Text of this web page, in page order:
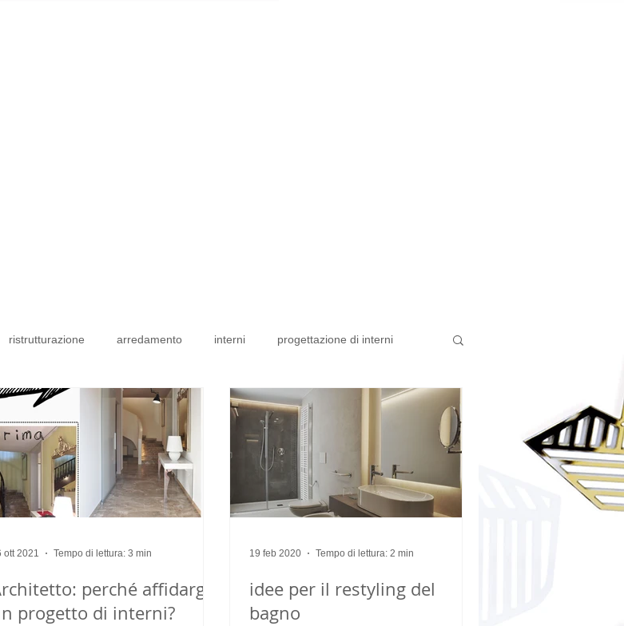
ristrutturazione arredamento interni progettazione di interni
arredo su misura
perché affidargli
progetto di interni?
ott 2021 Tempo di lettura: 3 min
idee per il restyling del
bagno
19 feb 2020 Tempo di lettura: 2 min